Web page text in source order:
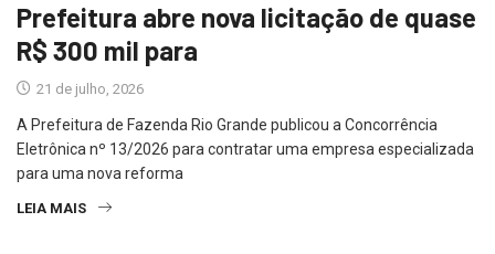
Prefeitura abre nova licitação de quase
R$ 300 mil para
21 de julho, 2026
A Prefeitura de Fazenda Rio Grande publicou a Concorrência
Eletrônica nº 13/2026 para contratar uma empresa especializada
para uma nova reforma
LEIA MAIS